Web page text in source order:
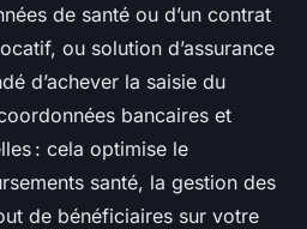
de santé ou d’un contrat
ou solution d’assurance
d’achever la saisie du
bancaires et
: cela optimise le
santé, la gestion des
de bénéficiaires sur votre